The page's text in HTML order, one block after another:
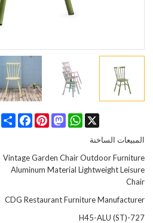
Share
FacebookPinterest
Mastodon
WhatsApp X
المبيعات الساخنة
Vintage Garden Chair Outdoor Furniture
Aluminum Material Lightweight Leisure
Chair
CDG Restaurant Furniture Manufacturer
727-H45-ALU (ST)